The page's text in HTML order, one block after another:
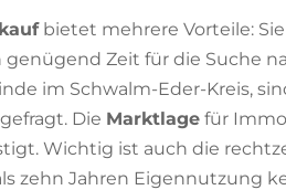
bietet mehrere Vorteile:
Zeit für die Suche
im Schwalm-Eder-Kreis,
Die Marktlage für
Wichtig ist auch die
zehn Jahren Eigennutzung